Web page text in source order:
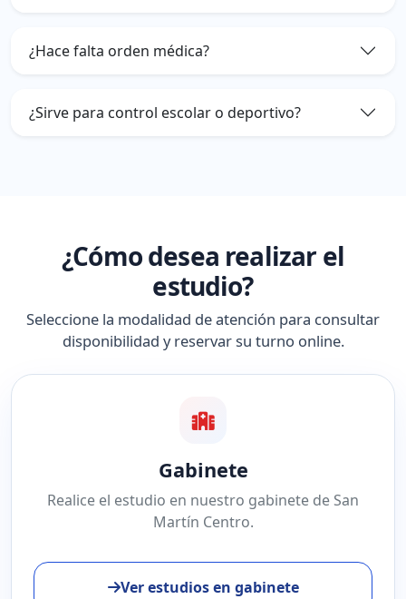
¿Hace falta orden médica?
¿Sirve para control escolar o deportivo?
¿Cómo desea realizar el
estudio?
Seleccione la modalidad de atención para consultar
disponibilidad y reservar su turno online.
Gabinete
Realice el estudio en nuestro gabinete de San
Martín Centro.
Ver estudios en gabinete